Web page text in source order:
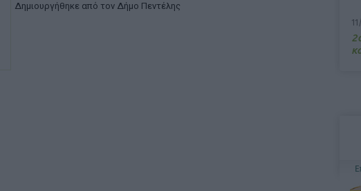
Δημιουργήθηκε από τον Δήμο Πεντέλης